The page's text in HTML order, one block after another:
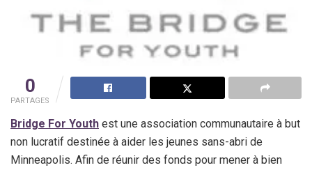
0
PARTAGES
Bridge For Youth est une association communautaire à but
non lucratif destinée à aider les jeunes sans-abri de
Minneapolis. Afin de réunir des fonds pour mener à bien